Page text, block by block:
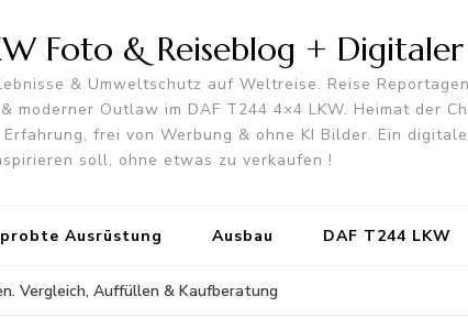
Foto & Reiseblog +
& Umweltschutz auf Weltreise. Reise
moderner Outlaw im DAF T244 4×4 LKW. Heimat der
frei von Werbung & ohne KI Bilder. Ein
soll, ohne etwas zu verkaufen !
Ausrüstung Ausbau DAF T244 LKW
Vergleich, Auffüllen & Kaufberatung